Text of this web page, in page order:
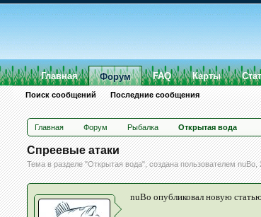
Главная Форум Рыбалка Открытая вода
Спреевые атаки
Тема в разделе "Открытая вода", создана пользователемnuBo,
nuBo опубликовал новую
Главная Форум
Поиск сообщений Последние сообщения
FAQ Карты